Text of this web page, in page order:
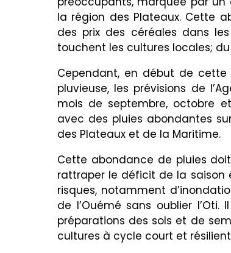
la région des Plateaux. Cette
des prix des céréales dans
touchent les cultures locales;
Cependant, en début de
pluvieuse, les prévisions de
mois de septembre, octobre
avec des pluies abondantes
des Plateaux et de la Maritime.
Cette abondance de pluies
rattraper le déficit de la saison
risques, notamment
de l’Ouémé sans oublier
préparations des sols et de
cultures à cycle court et